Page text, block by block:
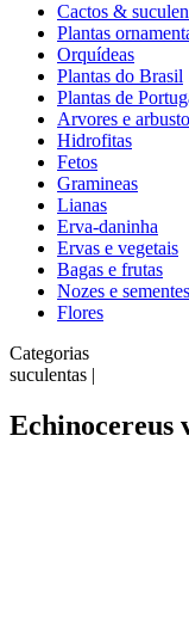
Cactos &
Plantas
Orquídeas
Plantas do Brasil
Plantas de
Arvores e
Hidrofitas
Fetos
Gramineas
Lianas
Erva-daninha
Ervas e vegetais
Bagas e frutas
Nozes e sementes
Flores
Categorias
suculentas |